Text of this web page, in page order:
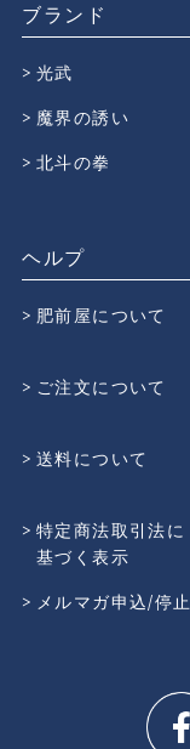
ブランド
光武
魔界の誘い
北斗の拳
ヘルプ
肥前屋について
ご注文について
送料について
特定商法取引法に
基づく表示
メルマガ申込/停止